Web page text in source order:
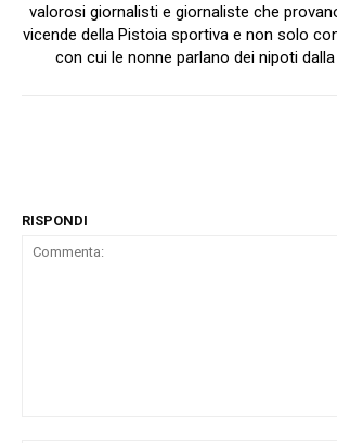
valorosi giornalisti e giornaliste che
vicende della Pistoia sportiva e non solo
con cui le nonne parlano dei nipoti
RISPONDI